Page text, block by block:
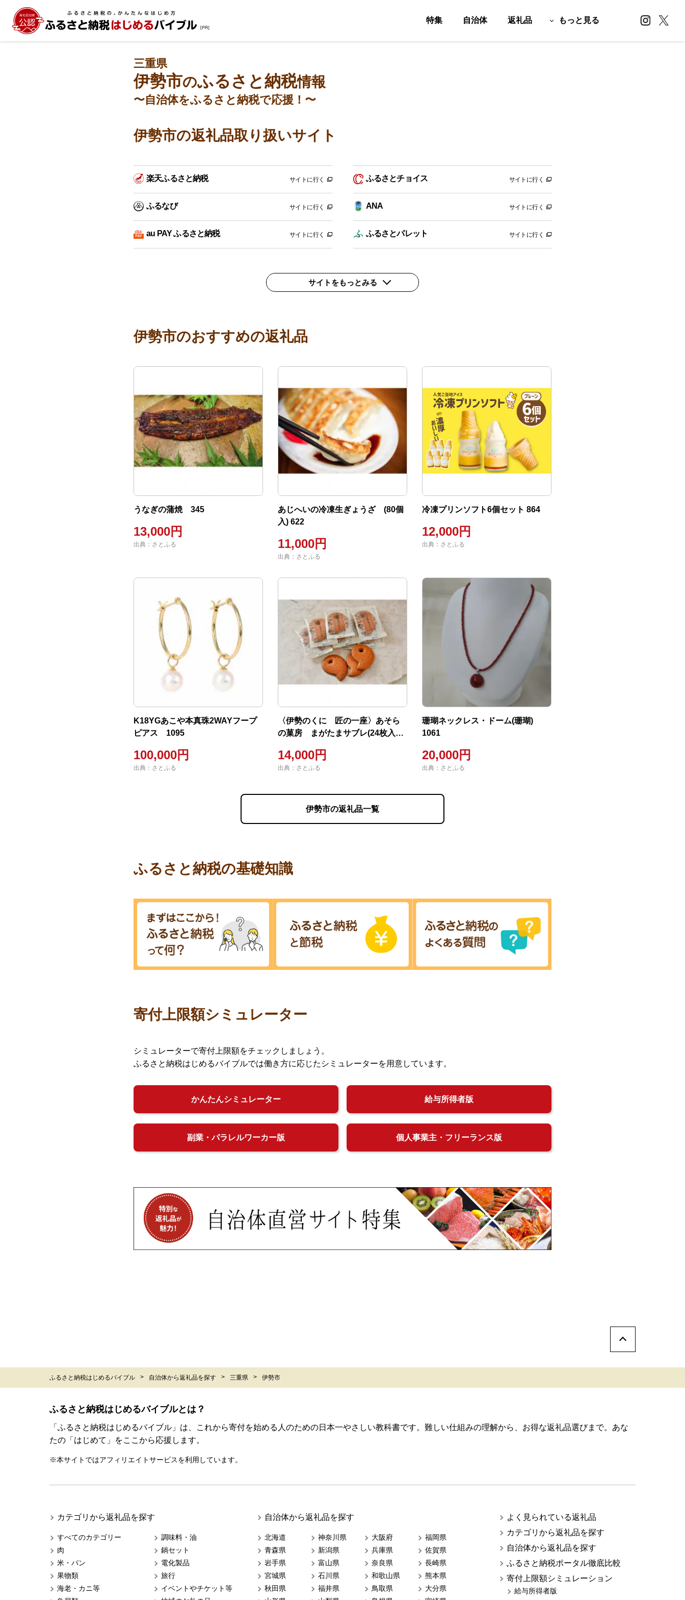
特集 自治体 返礼品 もっと見る
三重県
伊勢市のふるさと納税情報
〜自治体をふるさと納税で応援！〜
伊勢市の返礼品取り扱いサイト
楽天ふるさと納税 サイトに行く ふるさとチョイス サイトに行く
ふるなび サイトに行く ANA サイトに行く
au PAY ふるさと納税 サイトに行く ふるさとパレット サイトに行く
サイトをもっとみる
伊勢市のおすすめの返礼品
うなぎの蒲焼 345
13,000円
出典：さとふる
あじへいの冷凍生ぎょうざ (80個
入) 622
11,000円
出典：さとふる
冷凍プリンソフト6個セット 864
12,000円
出典：さとふる
K18YGあこや本真珠2WAYフープ
ピアス 1095
100,000円
出典：さとふる
〈伊勢のくに 匠の一座〉あそら
の菓房 まがたまサブレ(24枚入り/
14,000円
出典：さとふる
珊瑚ネックレス・ドーム(珊瑚)
1061
20,000円
出典：さとふる
伊勢市の返礼品一覧
ふるさと納税の基礎知識
寄付上限額シミュレーター
シミュレーターで寄付上限額をチェックしましょう。
ふるさと納税はじめるバイブルでは働き方に応じたシミュレーターを用意しています。
かんたんシミュレーター 給与所得者版
副業・パラレルワーカー版 個人事業主・フリーランス版
ふるさと納税はじめるバイブル 自治体から返礼品を探す 三重県 伊勢市
ふるさと納税はじめるバイブルとは？
「ふるさと納税はじめるバイブル」は、これから寄付を始める人のための日本一やさしい教科書です。難しい仕組みの理解から、お得な返礼品選びまで。あな
たの「はじめて」をここから応援します。
※本サイトではアフィリエイトサービスを利用しています。
カテゴリから返礼品を探す
すべてのカテゴリー
肉
米・パン
果物類
海老・カニ等
調味料・油
鍋セット
電化製品
旅行
イベントやチケット等
自治体から返礼品を探す
北海道
青森県
岩手県
宮城県
秋田県
神奈川県
新潟県
富山県
石川県
福井県
大阪府
兵庫県
奈良県
和歌山県
鳥取県
福岡県
佐賀県
長崎県
熊本県
大分県
よく見られている返礼品
カテゴリから返礼品を探す
自治体から返礼品を探す
ふるさと納税ポータル徹底比較
寄付上限額シミュレーション
給与所得者版